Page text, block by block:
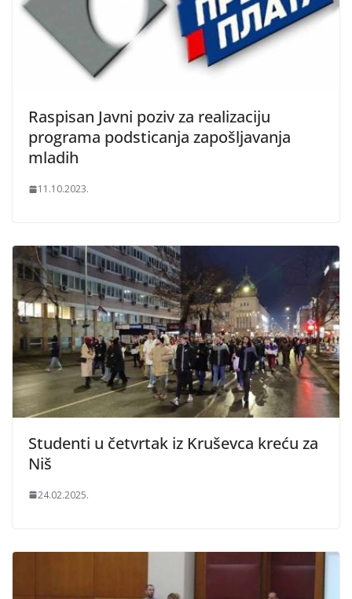
Raspisan Javni poziv za realizaciju
programa podsticanja zapošljavanja
mladih
11.10.2023.
Studenti u četvrtak iz Kruševca kreću za
Niš
24.02.2025.